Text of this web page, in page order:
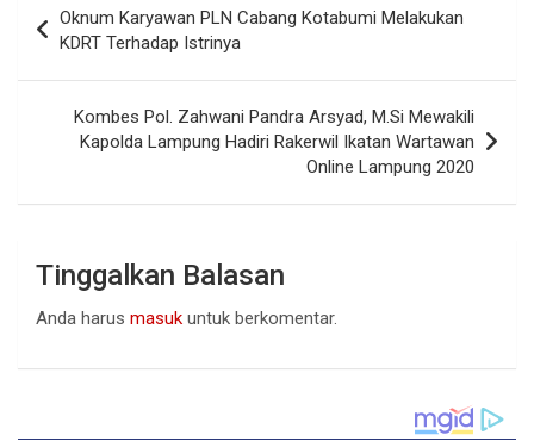
pos
Oknum Karyawan PLN Cabang Kotabumi Melakukan
KDRT Terhadap Istrinya
Kombes Pol. Zahwani Pandra Arsyad, M.Si Mewakili
Kapolda Lampung Hadiri Rakerwil Ikatan Wartawan
Online Lampung 2020
Tinggalkan Balasan
Anda harus masuk untuk berkomentar.